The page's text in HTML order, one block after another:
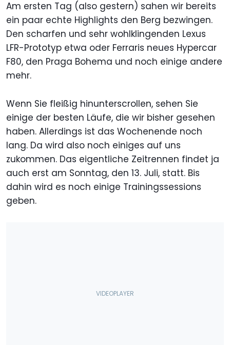
Am ersten Tag (also gestern) sahen wir bereits
ein paar echte Highlights den Berg bezwingen.
Den scharfen und sehr wohlklingenden Lexus
LFR-Prototyp etwa oder Ferraris neues Hypercar
F80, den Praga Bohema und noch einige andere
mehr.
Wenn Sie fleißig hinunterscrollen, sehen Sie
einige der besten Läufe, die wir bisher gesehen
haben. Allerdings ist das Wochenende noch
lang. Da wird also noch einiges auf uns
zukommen. Das eigentliche Zeitrennen findet ja
auch erst am Sonntag, den 13. Juli, statt. Bis
dahin wird es noch einige Trainingssessions
geben.